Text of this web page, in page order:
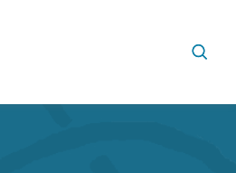
Search :